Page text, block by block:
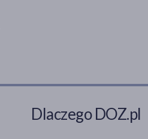
Dlaczego DOZ.pl